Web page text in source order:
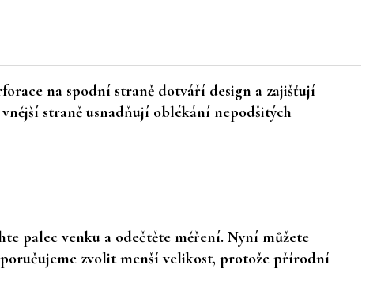
na spodní straně dotváří design a zajišťují
straně usnadňují oblékání nepodšitých
palec venku a odečtěte měření. Nyní můžete
zvolit menší velikost, protože přírodní